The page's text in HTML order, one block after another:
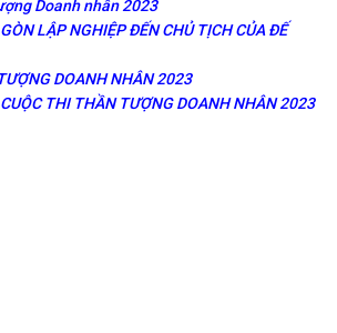
Doanh nhân 2023
LẬP NGHIỆP ĐẾN CHỦ TỊCH CỦA ĐẾ
DOANH NHÂN 2023
THI THẦN TƯỢNG DOANH NHÂN 2023